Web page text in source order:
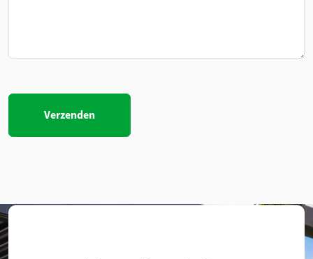
laten.